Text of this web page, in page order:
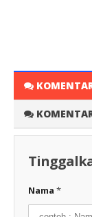
Nama *